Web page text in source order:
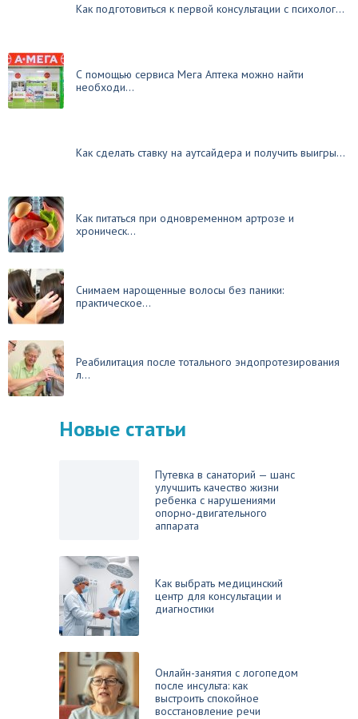
Как подготовиться к первой консультации с психолог...
С помощью сервиса Мега Аптека можно найти
необходи...
Как сделать ставку на аутсайдера и получить выигры...
Как питаться при одновременном артрозе и
хроническ...
Снимаем нарощенные волосы без паники:
практическое...
Реабилитация после тотального эндопротезирования
л...
Новые статьи
Путевка в санаторий — шанс
улучшить качество жизни
ребенка с нарушениями
опорно‑двигательного
аппарата
Как выбрать медицинский
центр для консультации и
диагностики
Онлайн-занятия с логопедом
после инсульта: как
выстроить спокойное
восстановление речи